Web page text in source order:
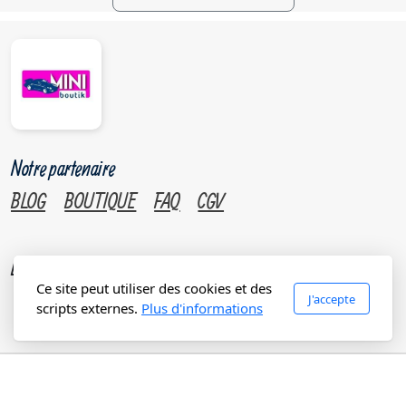
Notre partenaire
BLOG
BOUTIQUE FAQ CGV
L'automobile sous un autre angle.
Ce site peut utiliser des cookies et des
scripts externes. Plus d'informations
J'accepte